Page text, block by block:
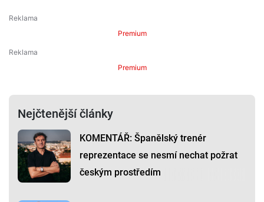
Premium
Premium
Nejčtenější články
KOMENTÁŘ: Španělský trenér
reprezentace se nesmí nechat požrat
českým prostředím